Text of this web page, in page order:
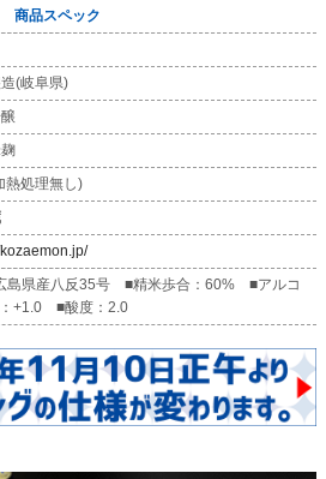
商品スペック
(岐阜県)
熱処理無し)
島県産八反35号 ■精米歩合：60% ■アルコ
+1.0 ■酸度：2.0